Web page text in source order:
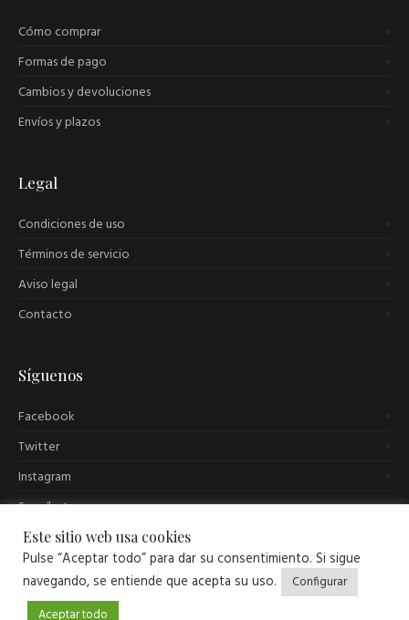
Cómo comprar
Formas de pago
Cambios y devoluciones
Envíos y plazos
Legal
Condiciones de uso
Términos de servicio
Aviso legal
Contacto
Síguenos
Facebook
Twitter
Instagram
Suscríbete
Este sitio web usa cookies
Pulse “Aceptar todo” para dar su consentimiento. Si sigue
navegando, se entiende que acepta su uso.
Configurar
Aceptar todo